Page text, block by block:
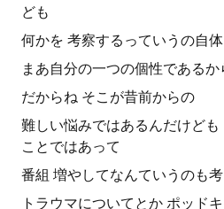
ども
何かを 考察するっていうの自
まあ自分の一つの個性である
だからね そこが昔前からの
難しい悩みではあるんだけど
ことではあって
番組 増やしてなんていうのも
トラウマについてとか ポッド